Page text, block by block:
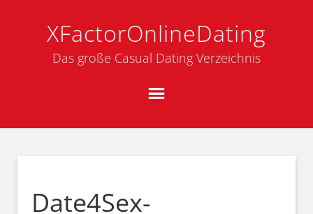
XFactorOnlineDating
Das große Casual Dating Verzeichnis
Date4Sex-